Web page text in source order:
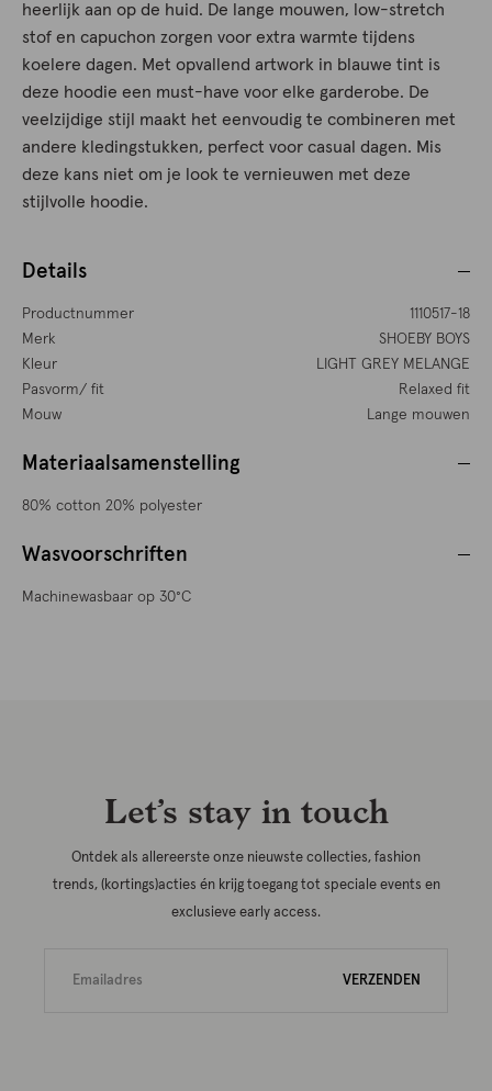
heerlijk aan op de huid. De lange mouwen, low-stretch
stof en capuchon zorgen voor extra warmte tijdens
koelere dagen. Met opvallend artwork in blauwe tint is
deze hoodie een must-have voor elke garderobe. De
veelzijdige stijl maakt het eenvoudig te combineren met
andere kledingstukken, perfect voor casual dagen. Mis
deze kans niet om je look te vernieuwen met deze
stijlvolle hoodie.
Details
Productnummer
1110517-18
Merk
SHOEBY BOYS
Kleur
LIGHT GREY MELANGE
Pasvorm/ fit
Relaxed fit
Mouw
Lange mouwen
Materiaalsamenstelling
80% cotton 20% polyester
Wasvoorschriften
Machinewasbaar op 30°C
Let’s stay in touch
Ontdek als allereerste onze nieuwste collecties, fashion
trends, (kortings)acties én krijg toegang tot speciale events en
exclusieve early access.
VERZENDEN